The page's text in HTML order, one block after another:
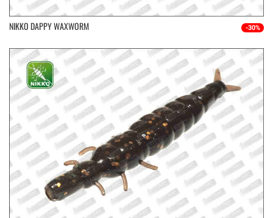
NIKKO DAPPY WAXWORM -30%